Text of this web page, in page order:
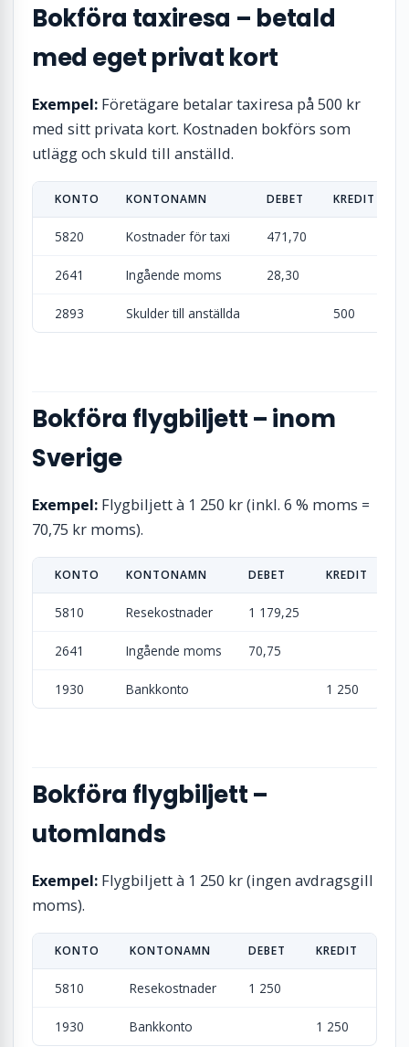
Bokföra taxiresa – betald
med eget privat kort
Exempel: Företägare betalar taxiresa på 500 kr
med sitt privata kort. Kostnaden bokförs som
utlägg och skuld till anställd.
KONTO KONTONAMN DEBET KREDIT
5820 Kostnader för taxi 471,70
2641 Ingående moms 28,30
2893 Skulder till anställda 500
Bokföra flygbiljett – inom
Sverige
Exempel: Flygbiljett à 1 250 kr (inkl. 6 % moms =
70,75 kr moms).
KONTO KONTONAMN DEBET KREDIT
5810 Resekostnader 1 179,25
2641 Ingående moms 70,75
1930 Bankkonto 1 250
Bokföra flygbiljett –
utomlands
Exempel: Flygbiljett à 1 250 kr (ingen avdragsgill
moms).
KONTO KONTONAMN DEBET KREDIT
5810 Resekostnader 1 250
1930 Bankkonto 1 250